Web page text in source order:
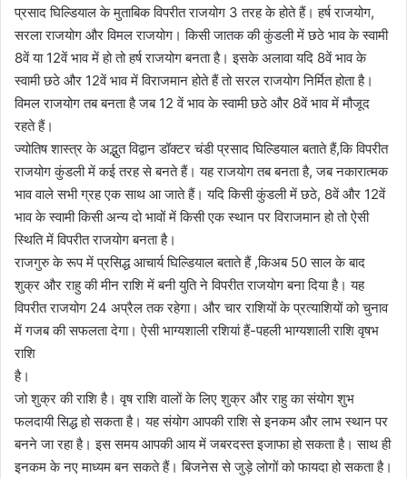
प्रसाद घिल्डियाल के मुताबिक विपरीत राजयोग 3 तरह के होते हैं। हर्ष राजयोग,
सरला राजयोग और विमल राजयोग। किसी जातक की कुंडली में छठे भाव के स्वामी
8वें या 12वें भाव में हो तो हर्ष राजयोग बनता है। इसके अलावा यदि 8वें भाव के
स्वामी छठे और 12वें भाव में विराजमान होते हैं तो सरल राजयोग निर्मित होता है।
विमल राजयोग तब बनता है जब 12 वें भाव के स्वामी छठे और 8वें भाव में मौजूद
रहते हैं।
ज्योतिष शास्त्र के अद्भुत विद्वान डॉक्टर चंडी प्रसाद घिल्डियाल बताते हैं,कि विपरीत
राजयोग कुंडली में कई तरह से बनते हैं। यह राजयोग तब बनता है, जब नकारात्मक
भाव वाले सभी ग्रह एक साथ आ जाते हैं। यदि किसी कुंडली में छठे, 8वें और 12वें
भाव के स्वामी किसी अन्य दो भावों में किसी एक स्थान पर विराजमान हो तो ऐसी
स्थिति में विपरीत राजयोग बनता है।
राजगुरु के रूप में प्रसिद्ध आचार्य घिल्डियाल बताते हैं ,किअब 50 साल के बाद
शुक्र और राहु की मीन राशि में बनी युति ने विपरीत राजयोग बना दिया है। यह
विपरीत राजयोग 24 अप्रैल तक रहेगा। और चार राशियों के प्रत्याशियों को चुनाव
में गजब की सफलता देगा। ऐसी भाग्यशाली रशियां हैं-पहली भाग्यशाली राशि वृषभ
राशि
है।
जो शुक्र की राशि है। वृष राशि वालों के लिए शुक्र और राहु का संयोग शुभ
फलदायी सिद्ध हो सकता है। यह संयोग आपकी राशि से इनकम और लाभ स्थान पर
बनने जा रहा है। इस समय आपकी आय में जबरदस्त इजाफा हो सकता है। साथ ही
इनकम के नए माध्यम बन सकते हैं। बिजनेस से जुड़े लोगों को फायदा हो सकता है।